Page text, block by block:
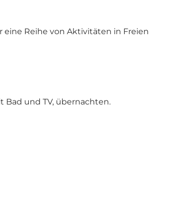
Reihe von Aktivitäten in Freien
Bad und TV, übernachten.